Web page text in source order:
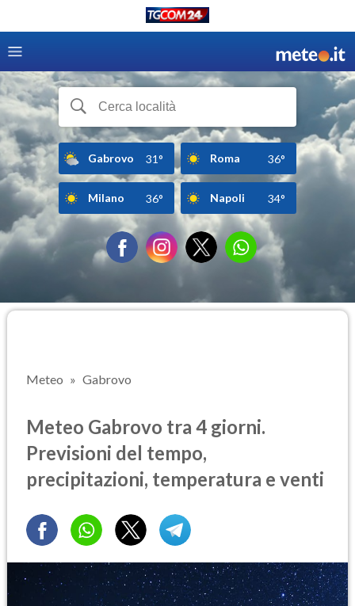
Gabrovo 31° Roma 36°
Milano 36° Napoli 34°
Meteo Gabrovo
Meteo Gabrovo tra 4 giorni.
Previsioni del tempo,
precipitazioni, temperatura e venti